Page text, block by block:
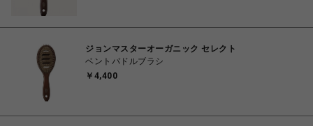
ジョンマスターオーガニック セレクト
ベントパドルブラシ
￥4,400